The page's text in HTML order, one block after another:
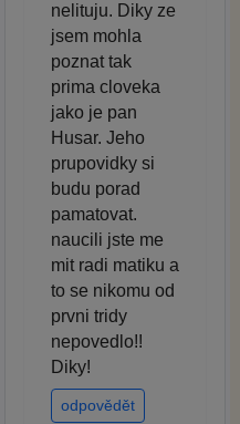
nelituju. Diky ze
jsem mohla
poznat tak
prima cloveka
jako je pan
Husar. Jeho
prupovidky si
budu porad
pamatovat.
naucili jste me
mit radi matiku a
to se nikomu od
prvni tridy
nepovedlo!!
Diky!
odpovědět